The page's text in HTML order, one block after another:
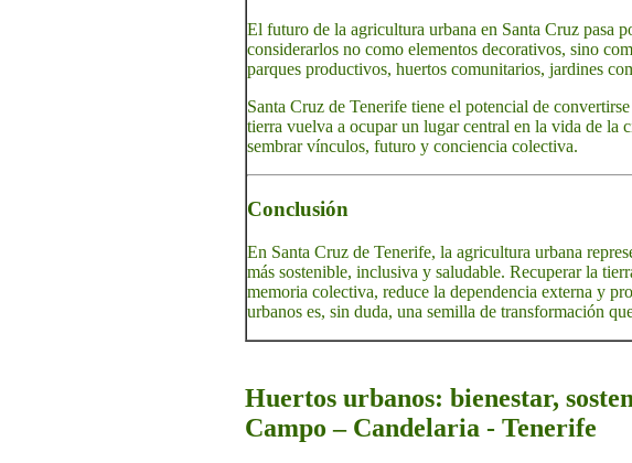
El futuro de la agricultura urbana en Santa Cruz pasa
considerarlos no como elementos decorativos, sino
parques productivos, huertos comunitarios, jardines
Santa Cruz de Tenerife tiene el potencial de
tierra vuelva a ocupar un lugar central en la vida de la
sembrar vínculos, futuro y conciencia colectiva.
Conclusión
En Santa Cruz de Tenerife, la agricultura urbana
más sostenible, inclusiva y saludable. Recuperar la
memoria colectiva, reduce la dependencia externa y
urbanos es, sin duda, una semilla de transformación
Huertos urbanos: bienestar,
Campo – Candelaria - Tenerife